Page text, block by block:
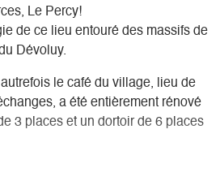
Le Percy!
de ce lieu entouré des massifs de
Dévoluy.
le café du village, lieu de
a été entièrement rénové
3 places et un dortoir de 6 places